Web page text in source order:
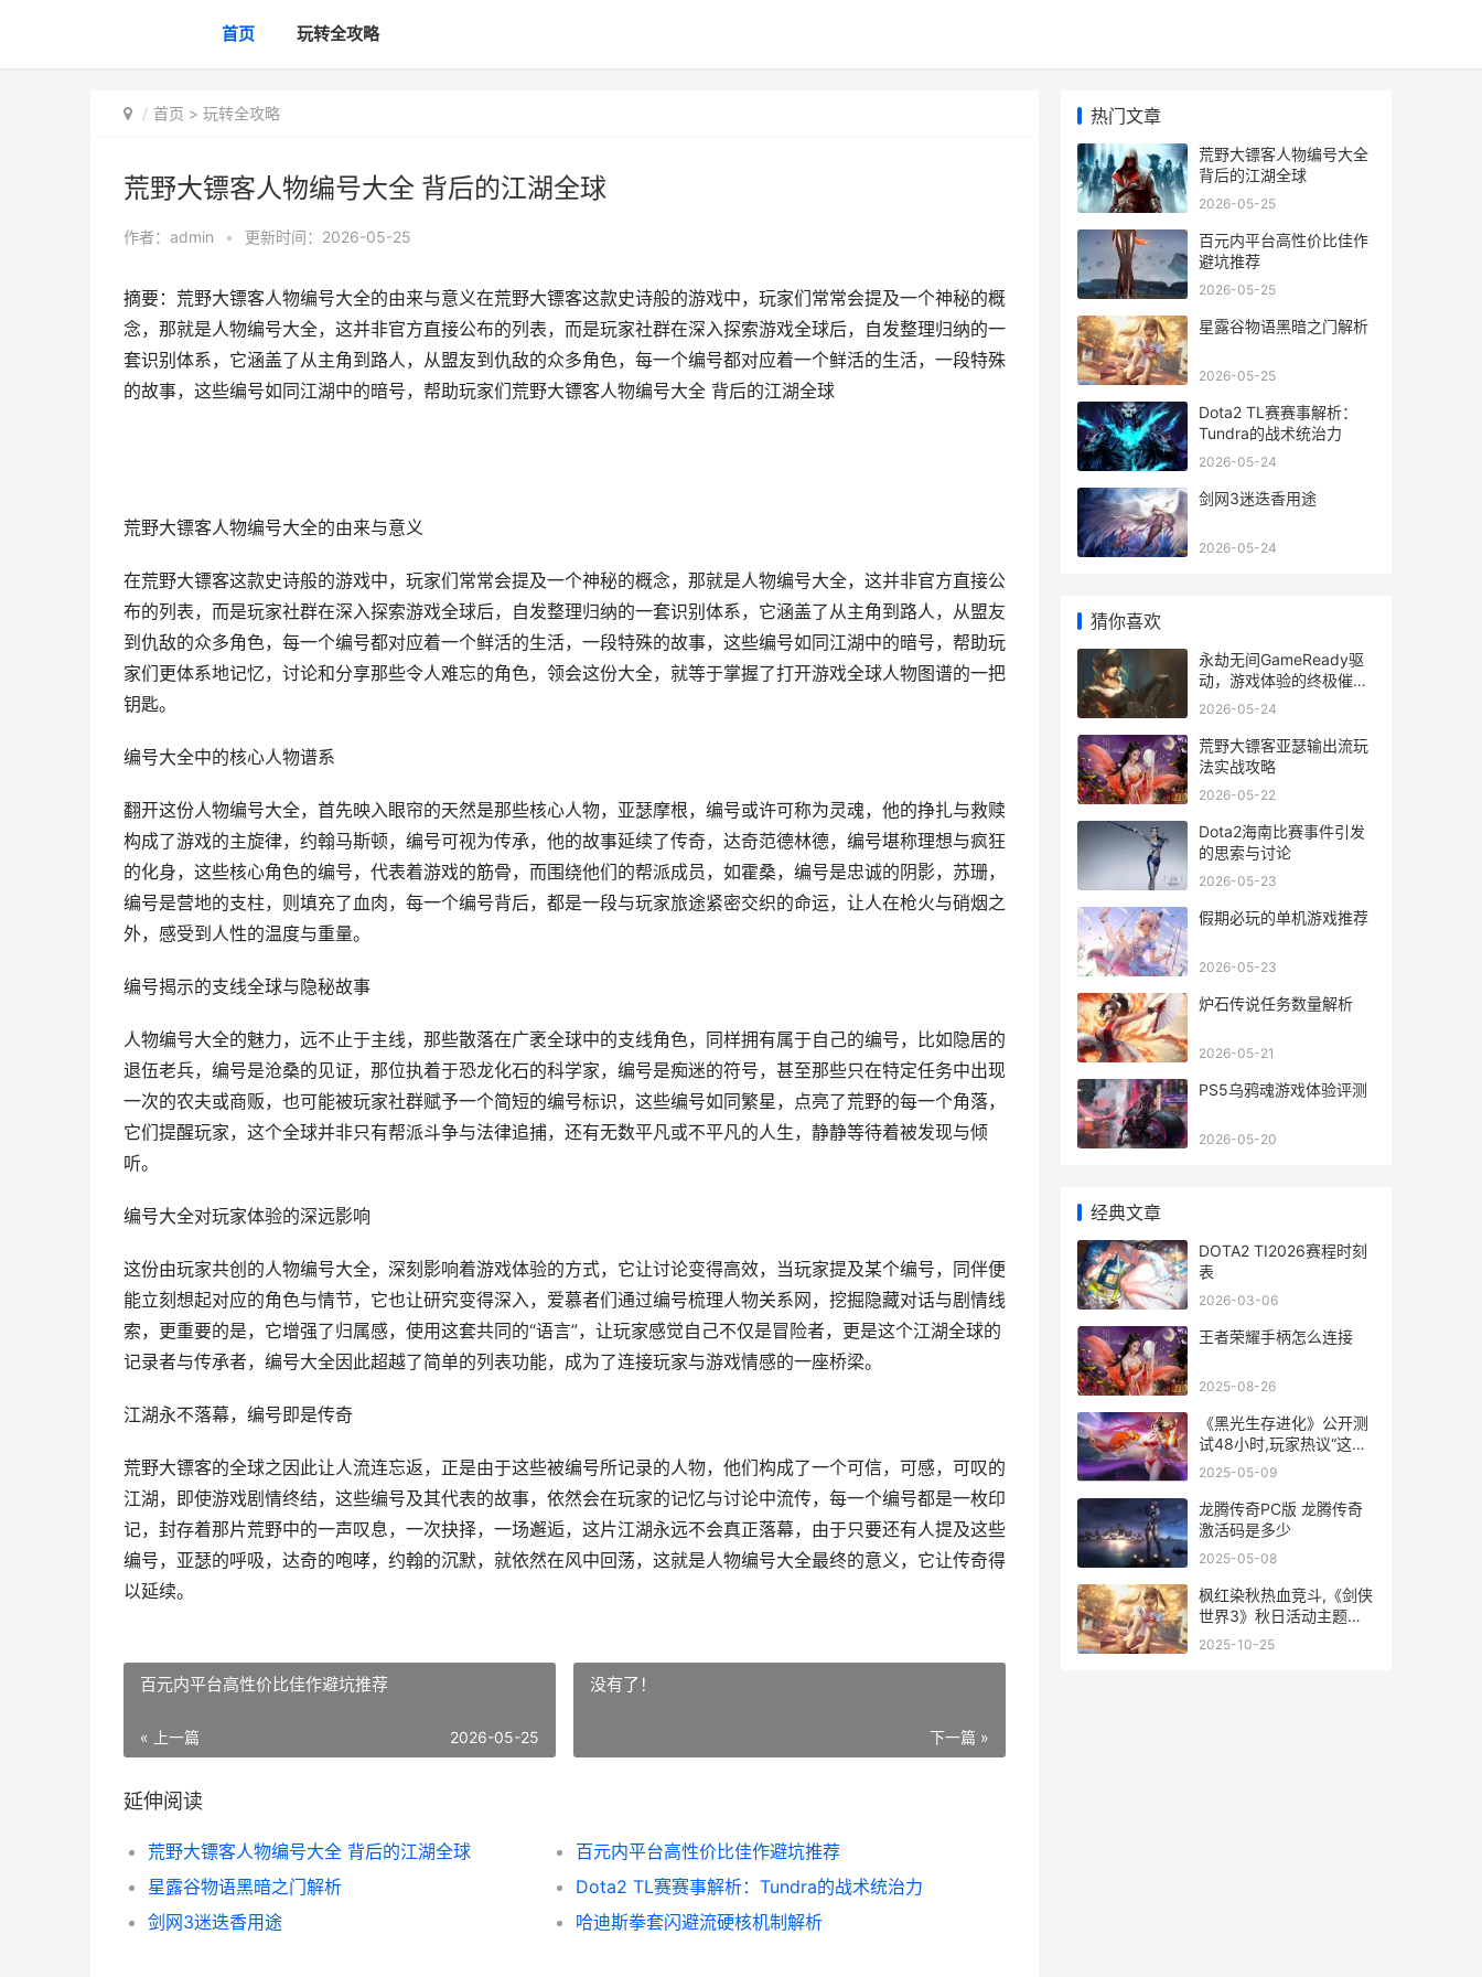
首页 玩转全攻略
首页 > 玩转全攻略
荒野大镖客人物编号大全 背后的江湖全球
作者： admin • 更新时间：2026-05-25
摘要：荒野大镖客人物编号大全的由来与意义在荒野大镖客这款史诗般的游戏中，玩家们常常会提及一个神秘的概
念，那就是人物编号大全，这并非官方直接公布的列表，而是玩家社群在深入探索游戏全球后，自发整理归纳的一
套识别体系，它涵盖了从主角到路人，从盟友到仇敌的众多角色，每一个编号都对应着一个鲜活的生活，一段特殊
的故事，这些编号如同江湖中的暗号，帮助玩家们荒野大镖客人物编号大全 背后的江湖全球
荒野大镖客人物编号大全的由来与意义
在荒野大镖客这款史诗般的游戏中，玩家们常常会提及一个神秘的概念，那就是人物编号大全，这并非官方直接公
布的列表，而是玩家社群在深入探索游戏全球后，自发整理归纳的一套识别体系，它涵盖了从主角到路人，从盟友
到仇敌的众多角色，每一个编号都对应着一个鲜活的生活，一段特殊的故事，这些编号如同江湖中的暗号，帮助玩
家们更体系地记忆，讨论和分享那些令人难忘的角色，领会这份大全，就等于掌握了打开游戏全球人物图谱的一把
钥匙。
编号大全中的核心人物谱系
翻开这份人物编号大全，首先映入眼帘的天然是那些核心人物，亚瑟摩根，编号或许可称为灵魂，他的挣扎与救赎
构成了游戏的主旋律，约翰马斯顿，编号可视为传承，他的故事延续了传奇，达奇范德林德，编号堪称理想与疯狂
的化身，这些核心角色的编号，代表着游戏的筋骨，而围绕他们的帮派成员，如霍桑，编号是忠诚的阴影，苏珊，
编号是营地的支柱，则填充了血肉，每一个编号背后，都是一段与玩家旅途紧密交织的命运，让人在枪火与硝烟之
外，感受到人性的温度与重量。
编号揭示的支线全球与隐秘故事
人物编号大全的魅力，远不止于主线，那些散落在广袤全球中的支线角色，同样拥有属于自己的编号，比如隐居的
退伍老兵，编号是沧桑的见证，那位执着于恐龙化石的科学家，编号是痴迷的符号，甚至那些只在特定任务中出现
一次的农夫或商贩，也可能被玩家社群赋予一个简短的编号标识，这些编号如同繁星，点亮了荒野的每一个角落，
它们提醒玩家，这个全球并非只有帮派斗争与法律追捕，还有无数平凡或不平凡的人生，静静等待着被发现与倾
听。
编号大全对玩家体验的深远影响
这份由玩家共创的人物编号大全，深刻影响着游戏体验的方式，它让讨论变得高效，当玩家提及某个编号，同伴便
能立刻想起对应的角色与情节，它也让研究变得深入，爱慕者们通过编号梳理人物关系网，挖掘隐藏对话与剧情线
索，更重要的是，它增强了归属感，使用这套共同的“语言”，让玩家感觉自己不仅是冒险者，更是这个江湖全球的
记录者与传承者，编号大全因此超越了简单的列表功能，成为了连接玩家与游戏情感的一座桥梁。
江湖永不落幕，编号即是传奇
荒野大镖客的全球之因此让人流连忘返，正是由于这些被编号所记录的人物，他们构成了一个可信，可感，可叹的
江湖，即使游戏剧情终结，这些编号及其代表的故事，依然会在玩家的记忆与讨论中流传，每一个编号都是一枚印
记，封存着那片荒野中的一声叹息，一次抉择，一场邂逅，这片江湖永远不会真正落幕，由于只要还有人提及这些
编号，亚瑟的呼吸，达奇的咆哮，约翰的沉默，就依然在风中回荡，这就是人物编号大全最终的意义，它让传奇得
以延续。
百元内平台高性价比佳作避坑推荐
« 上一篇 2026-05-25
没有了！
下一篇 »
延伸阅读
荒野大镖客人物编号大全 背后的江湖全球
百元内平台高性价比佳作避坑推荐
星露谷物语黑暗之门解析
Dota2 TL赛赛事解析：Tundra的战术统治力
剑网3迷迭香用途
哈迪斯拳套闪避流硬核机制解析
热门文章
荒野大镖客人物编号大全
背后的江湖全球
2026-05-25
百元内平台高性价比佳作
避坑推荐
2026-05-25
星露谷物语黑暗之门解析
2026-05-25
Dota2 TL赛赛事解析：
Tundra的战术统治力
2026-05-24
剑网3迷迭香用途
2026-05-24
猜你喜欢
永劫无间GameReady驱
动，游戏体验的终极催化
剂
2026-05-24
荒野大镖客亚瑟输出流玩
法实战攻略
2026-05-22
Dota2海南比赛事件引发
的思索与讨论
2026-05-23
假期必玩的单机游戏推荐
2026-05-23
炉石传说任务数量解析
2026-05-21
PS5乌鸦魂游戏体验评测
2026-05-20
经典文章
DOTA2 TI2026赛程时刻
表
2026-03-06
王者荣耀手柄怎么连接
2025-08-26
《黑光生存进化》公开测
试48小时,玩家热议“这才
是魔幻生存天花板” 黑光
2025-05-09
龙腾传奇PC版 龙腾传奇
激活码是多少
2025-05-08
枫红染秋热血竞斗,《剑侠
世界3》秋日活动主题登
场 秋染枫叶红是什么意思
2025-10-25